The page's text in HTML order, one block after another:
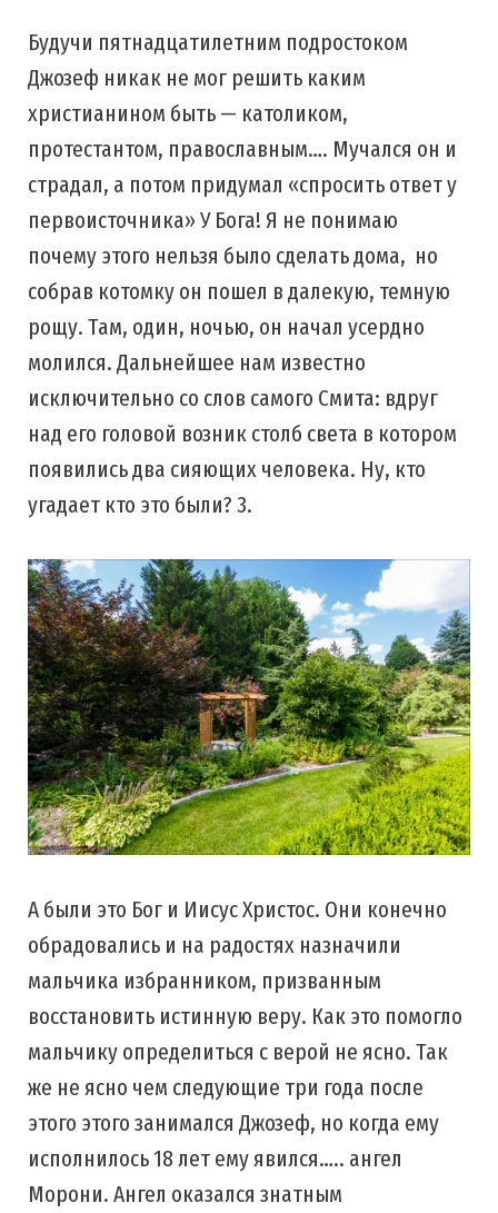
Будучи пятнадцатилетним подростоком
Джозеф никак не мог решить каким
христианином быть — католиком,
протестантом, православным…. Мучался он и
страдал, а потом придумал «спросить ответ у
первоисточника» У Бога! Я не понимаю
почему этого нельзя было сделать дома, но
собрав котомку он пошел в далекую, темную
рощу. Там, один, ночью, он начал усердно
молился. Дальнейшее нам известно
исключительно со слов самого Смита: вдруг
над его головой возник столб света в котором
появились два сияющих человека. Ну, кто
угадает кто это были? 3.
А были это Бог и Иисус Христос. Они конечно
обрадовались и на радостях назначили
мальчика избранником, призванным
восстановить истинную веру. Как это помогло
мальчику определиться с верой не ясно. Так
же не ясно чем следующие три года после
этого этого занимался Джозеф, но когда ему
исполнилось 18 лет ему явился….. ангел
Морони. Ангел оказался знатным